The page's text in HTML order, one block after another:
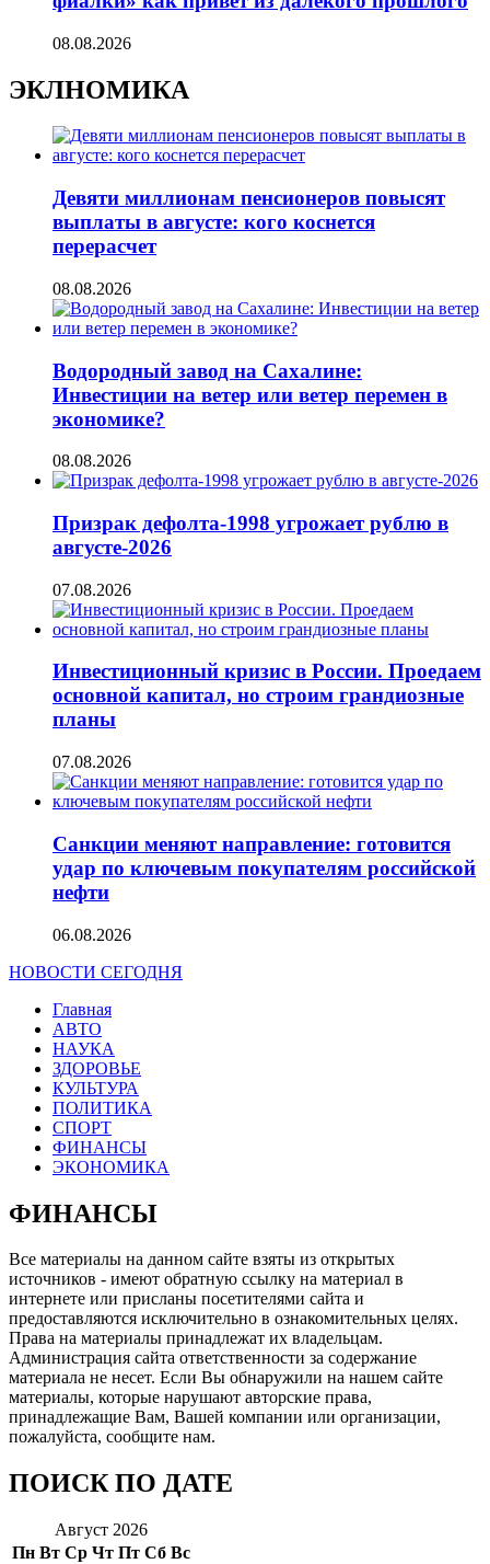
08.08.2026
ЭКЛНОМИКА
Девяти миллионам пенсионеров повысят
выплаты в августе: кого коснется
перерасчет
08.08.2026
Водородный завод на Сахалине:
Инвестиции на ветер или ветер перемен в
экономике?
08.08.2026
Призрак дефолта-1998 угрожает рублю в
августе-2026
07.08.2026
Инвестиционный кризис в России. Проедаем
основной капитал, но строим грандиозные
планы
07.08.2026
Санкции меняют направление: готовится
удар по ключевым покупателям российской
нефти
06.08.2026
НОВОСТИ СЕГОДНЯ
Главная
АВТО
НАУКА
ЗДОРОВЬЕ
КУЛЬТУРА
ПОЛИТИКА
СПОРТ
ФИНАНСЫ
ЭКОНОМИКА
ФИНАНСЫ
Все материалы на данном сайте взяты из открытых
источников - имеют обратную ссылку на материал в
интернете или присланы посетителями сайта и
предоставляются исключительно в ознакомительных целях.
Права на материалы принадлежат их владельцам.
Администрация сайта ответственности за содержание
материала не несет. Если Вы обнаружили на нашем сайте
материалы, которые нарушают авторские права,
принадлежащие Вам, Вашей компании или организации,
пожалуйста, сообщите нам.
ПОИСК ПО ДАТЕ
Август 2026
Пн Вт Ср Чт Пт Сб Вс